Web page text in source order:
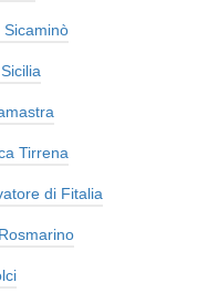
Tirrena
di Fitalia